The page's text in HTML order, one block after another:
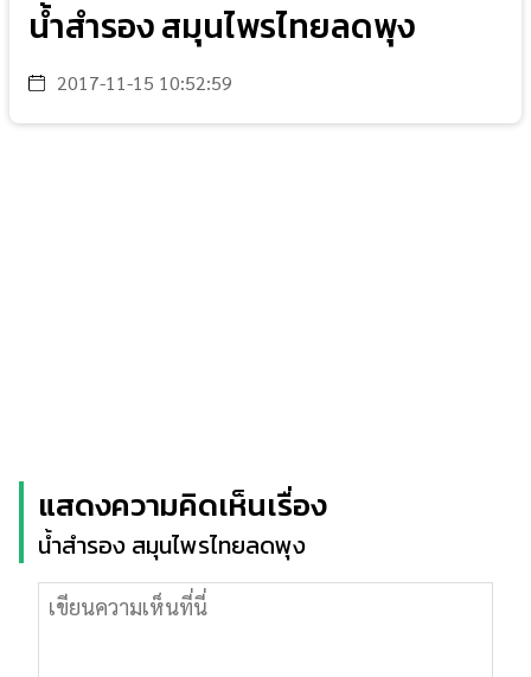
น้ำสำรอง สมุนไพรไทยลดพุง
2017-11-15 10:52:59
แสดงความคิดเห็นเรื่อง
น้ำสำรอง สมุนไพรไทยลดพุง